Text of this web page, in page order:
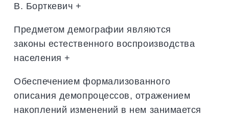
В. Борткевич +
Предметом демографии являются
законы естественного воспроизводства
населения +
Обеспечением формализованного
описания демопроцессов, отражением
накоплений изменений в нем занимается